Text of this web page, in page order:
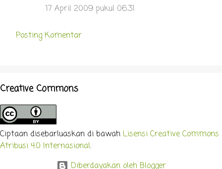
17 April 2009 pukul 06.31
Posting Komentar
Creative Commons
Ciptaan disebarluaskan di bawah Lisensi Creative Commons
Atribusi 4.0 Internasional.
Diberdayakan oleh Blogger